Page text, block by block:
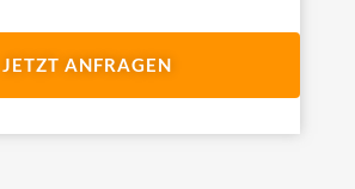
JETZT ANFRAGEN